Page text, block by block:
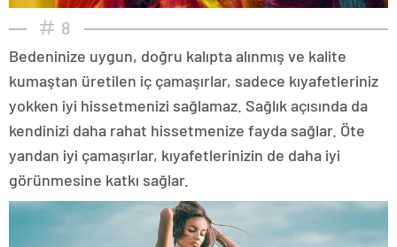
8
Bedeninize uygun, doğru kalıpta alınmış ve kalite
kumaştan üretilen iç çamaşırlar, sadece kıyafetleriniz
yokken iyi hissetmenizi sağlamaz. Sağlık açısında da
kendinizi daha rahat hissetmenize fayda sağlar. Öte
yandan iyi çamaşırlar, kıyafetlerinizin de daha iyi
görünmesine katkı sağlar.